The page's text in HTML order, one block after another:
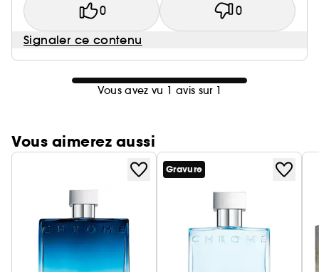
0 0
Signaler ce contenu
Vous avez vu 1 avis sur 1
Vous aimerez aussi
Gravure